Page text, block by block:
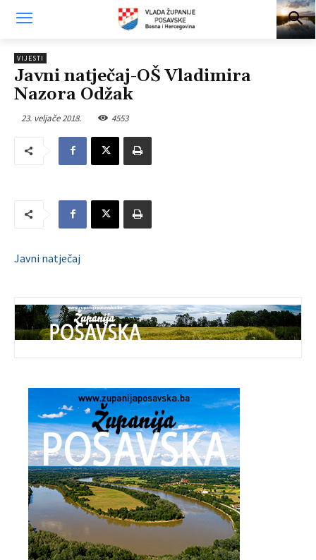
VIJESTI
Javni natječaj-OŠ Vladimira
Nazora Odžak
23. veljače 2018. 4553
Javni natječaj